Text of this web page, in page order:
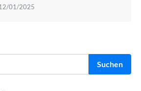
01/2025
Suchen